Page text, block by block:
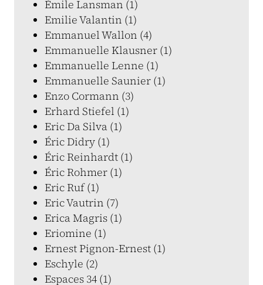
Émile Lansman (1)
Emilie Valantin (1)
Emmanuel Wallon (4)
Emmanuelle Klausner (1)
Emmanuelle Lenne (1)
Emmanuelle Saunier (1)
Enzo Cormann (3)
Erhard Stiefel (1)
Eric Da Silva (1)
Éric Didry (1)
Éric Reinhardt (1)
Éric Rohmer (1)
Eric Ruf (1)
Eric Vautrin (7)
Erica Magris (1)
Eriomine (1)
Ernest Pignon-Ernest (1)
Eschyle (2)
Espaces 34 (1)